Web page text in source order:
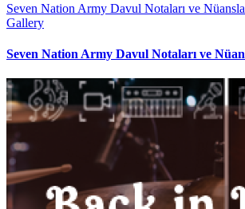
Seven Nation Army Davul Notaları ve
Gallery
Seven Nation Army Davul Notaları ve